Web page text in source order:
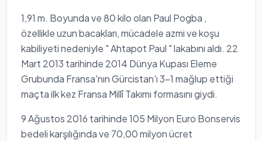
1,91 m. Boyunda ve 80 kilo olan Paul Pogba ,
özellikle uzun bacakları, mücadele azmi ve koşu
kabiliyeti nedeniyle " Ahtapot Paul " lakabını aldı. 22
Mart 2013 tarihinde 2014 Dünya Kupası Eleme
Grubunda Fransa'nın Gürcistan'ı 3-1 mağlup ettiği
maçta ilk kez Fransa Millî Takımı formasını giydi.
9 Ağustos 2016 tarihinde 105 Milyon Euro Bonservis
bedeli karşılığında ve 70,00 milyon ücret